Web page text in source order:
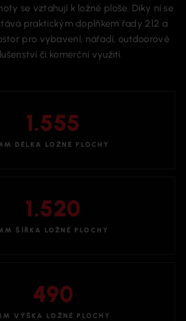
se vztahují k ložné ploše. Díky ní se
praktickým doplňkem řady 212 a
pro vybavení, nářadí, outdoorové
či komerční využití.
1.555
DÉLKA LOŽNÉ PLOCHY
1.520
ŠÍŘKA LOŽNÉ PLOCHY
490
VÝŠKA LOŽNÉ PLOCHY